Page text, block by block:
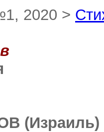
2020 >
(Израиль)